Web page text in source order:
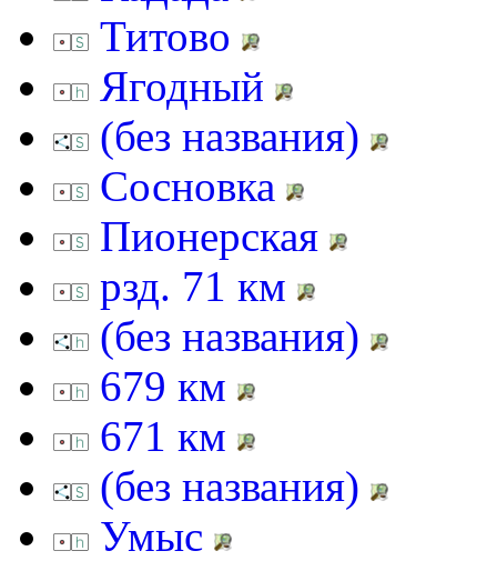
Титово
Ягодный
(без названия)
Сосновка
Пионерская
рзд. 71 км
(без названия)
679 км
671 км
(без названия)
Умыс